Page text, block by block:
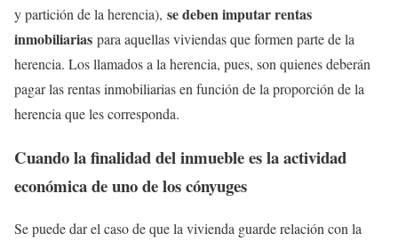
y partición de la herencia), se deben imputar rentas
inmobiliarias para aquellas viviendas que formen parte de la
herencia. Los llamados a la herencia, pues, son quienes deberán
pagar las rentas inmobiliarias en función de la proporción de la
herencia que les corresponda.
Cuando la finalidad del inmueble es la actividad
económica de uno de los cónyuges
Se puede dar el caso de que la vivienda guarde relación con la